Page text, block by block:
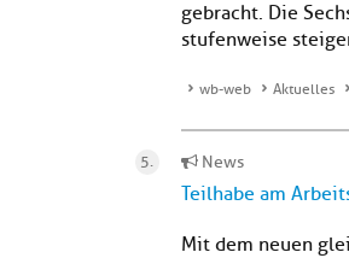
gebracht. Die
stufenweise
wb-web Aktuelles
News
Teilhabe am
Mit dem neuen